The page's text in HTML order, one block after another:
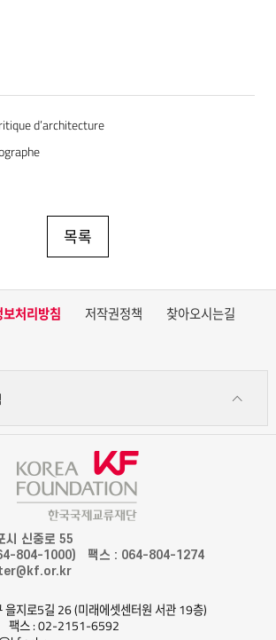
d’architecture
목록
처리방침 저작권정책
찾아오시는길
시 신중로 55
804-1000)
팩스 : 064-804-1274
지로5길 26 (미래에셋센터원 서관 19층)
팩스 : 02-2151-6592